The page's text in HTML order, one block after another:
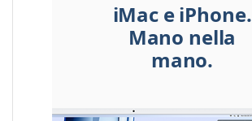
iMac e iPhone.
Mano nella
mano.